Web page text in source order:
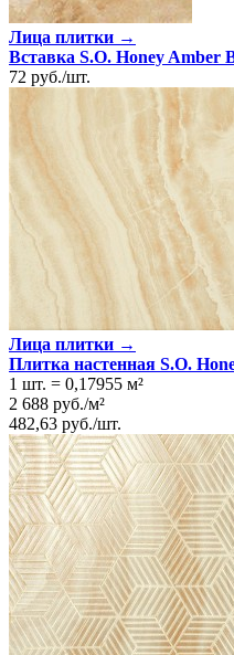
Лица плитки →
Вставка S.O. Honey Amber
72 руб./шт.
Лица плитки →
Плитка настенная S.O.
1 шт. = 0,17955 м²
2 688 руб./м²
482,63 руб./шт.